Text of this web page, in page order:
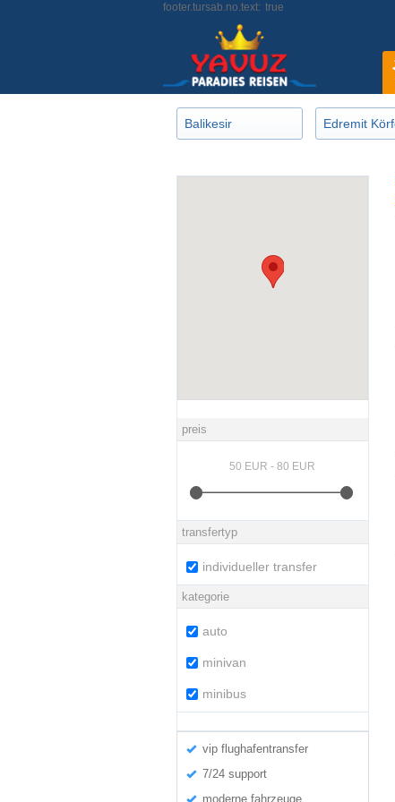
footer.tursab.no.text: true
preis
transfertyp
individueller transfer
kategorie
auto
minivan
minibus
vip flughafentransfer
7/24 support
moderne fahrzeuge